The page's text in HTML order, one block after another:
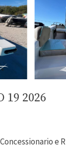
19 2026
Concessionario